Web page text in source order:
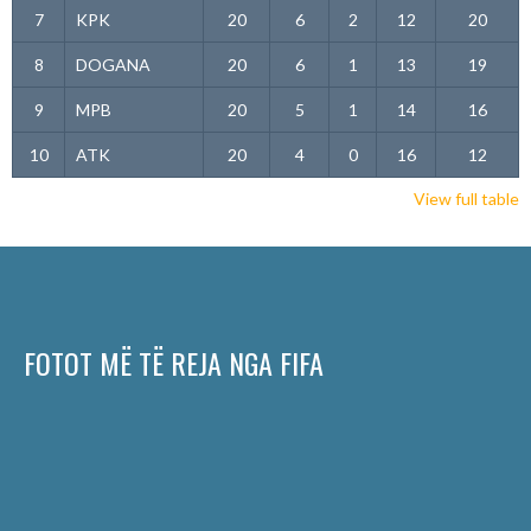
7 KPK 20 6 2 12 20
8 DOGANA 20 6 1 13 19
9 MPB 20 5 1 14 16
10 ATK 20 4 0 16 12
View full table
FOTOT MË TË REJA NGA FIFA